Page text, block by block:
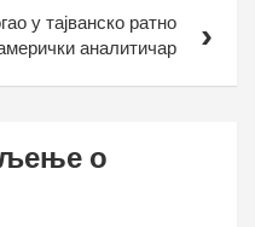
у тајванско ратно
аналитичар
о